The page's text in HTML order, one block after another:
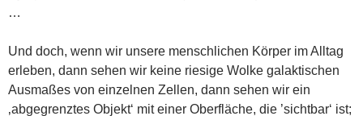
…
Und doch, wenn wir unsere menschlichen Körper im Alltag
erleben, dann sehen wir keine riesige Wolke galaktischen
Ausmaßes von einzelnen Zellen, dann sehen wir ein
‚abgegrenztes Objekt‘ mit einer Oberfläche, die ’sichtbar‘ ist;